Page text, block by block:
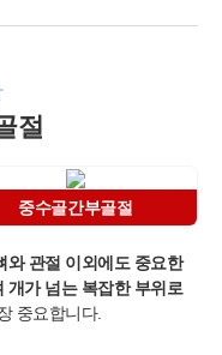
절
중수골간부골절
와 관절 이외에도 중요한
개가 넘는 복잡한 부위로
중요합니다.